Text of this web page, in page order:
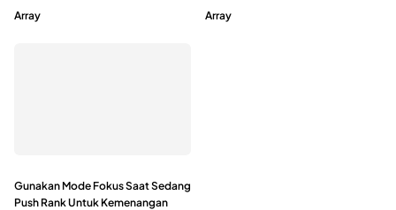
Array Array
Gunakan Mode Fokus Saat Sedang
Push Rank Untuk Kemenangan